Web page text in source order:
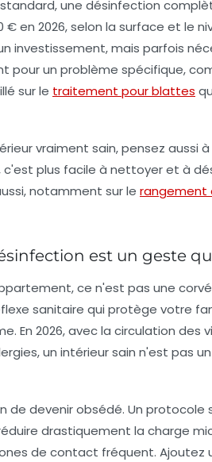
une désinfection
en 2026, selon la surface et le
investissement, mais parfois
pour un problème spécifique,
sur le traitement pour blattes
vraiment sain, pensez aussi
c'est plus facile à nettoyer et à
notamment sur le rangement
est un geste
ce n'est pas une
sanitaire qui protège votre
En 2026, avec la circulation des
un intérieur sain n'est pas
de devenir obsédé. Un protocole
drastiquement la charge
de contact fréquent. Ajoutez